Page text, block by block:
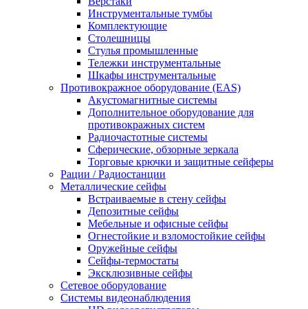
Инструментальные тумбы
Комплектующие
Столешницы
Стулья промышленные
Тележки инструментальные
Шкафы инструментальные
Противокражное оборудование (EAS)
Акустомагнитные системы
Дополнительное оборудование для
противокражных систем
Радиочастотные системы
Сферические, обзорные зеркала
Торговые крючки и защитные сейферы
Рации / Радиостанции
Металлические сейфы
Встраиваемые в стену сейфы
Депозитные сейфы
Мебельные и офисные сейфы
Огнестойкие и взломостойкие сейфы
Оружейные сейфы
Сейфы-термостаты
Эксклюзивные сейфы
Сетевое оборудование
Системы видеонаблюдения